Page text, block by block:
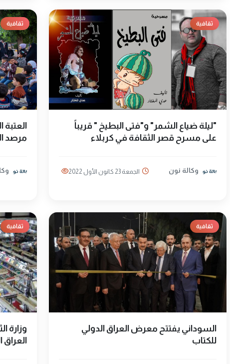
ثقافية
"ليلة ضياع الشمر" و"فتى البطيخ " قريباً
على مسرح قصر الثقافة في كربلاء
وكالة نون الجمعة 23 كانون الأول 2022
ثقافية
مرصد
ثقافية
السوداني يفتتح معرض العراق الدولي
للكتاب
ثقافية
وزارة
العراق